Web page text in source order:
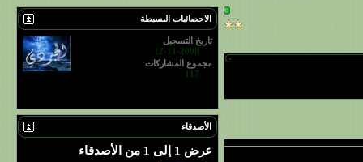
الاحصائيات البسيطة
تاريخ التسجيل
12-11-2008
مجموع المشاركات
117
الأصدقاء
عرض 1 إلى 1 من الأصدقاء